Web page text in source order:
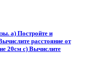
а) Постройте и
расстояние от
20см c) Вычислите